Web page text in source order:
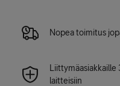
Nopea toimitus
Liittymäasiakkaille
laitteisiin